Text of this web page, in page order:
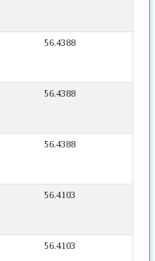
56.4388
56.4388
56.4388
56.4103
56.4103